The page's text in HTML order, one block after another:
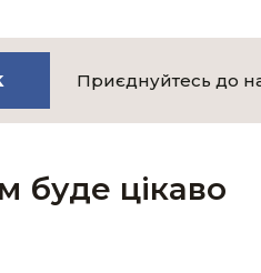
Приєднуйтесь до
буде цікаво